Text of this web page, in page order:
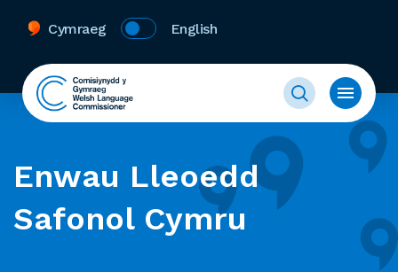
Cymraeg English
Enwau Lleoedd
Safonol Cymru